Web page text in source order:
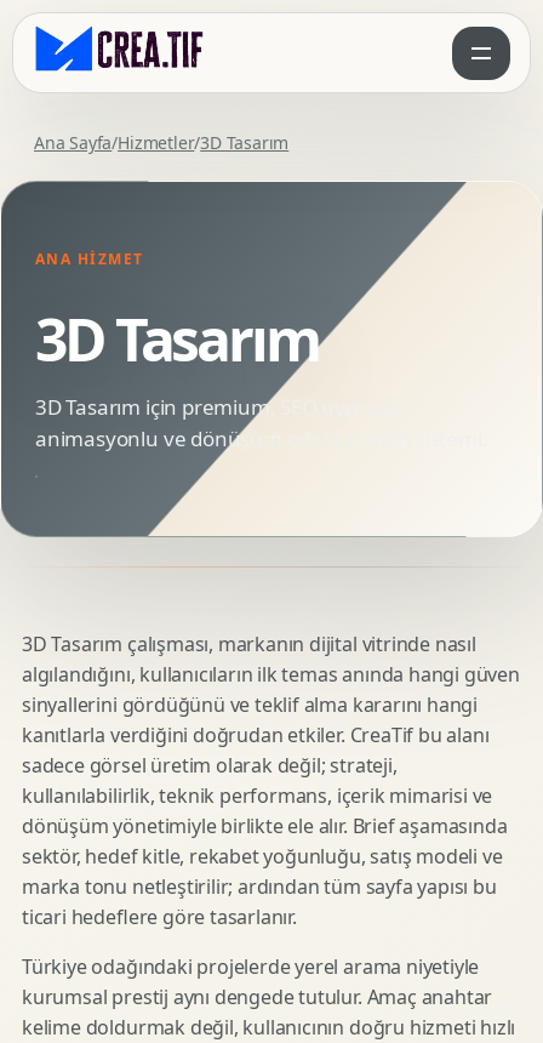
Ana Sayfa/Hizmetler/3D Tasarım
ANA HIZMET
3D Tasarım
3D Tasarım için premium, SEO uyumlu,
animasyonlu ve dönüşüm odaklı üretim sistemi.
3D Tasarım çalışması, markanın dijital vitrinde nasıl
algılandığını, kullanıcıların ilk temas anında hangi güven
sinyallerini gördüğünü ve teklif alma kararını hangi
kanıtlarla verdiğini doğrudan etkiler. CreaTif bu alanı
sadece görsel üretim olarak değil; strateji,
kullanılabilirlik, teknik performans, içerik mimarisi ve
dönüşüm yönetimiyle birlikte ele alır. Brief aşamasında
sektör, hedef kitle, rekabet yoğunluğu, satış modeli ve
marka tonu netleştirilir; ardından tüm sayfa yapısı bu
ticari hedeflere göre tasarlanır.
Türkiye odağındaki projelerde yerel arama niyetiyle
kurumsal prestij aynı dengede tutulur. Amaç anahtar
kelime doldurmak değil, kullanıcının doğru hizmeti hızlı